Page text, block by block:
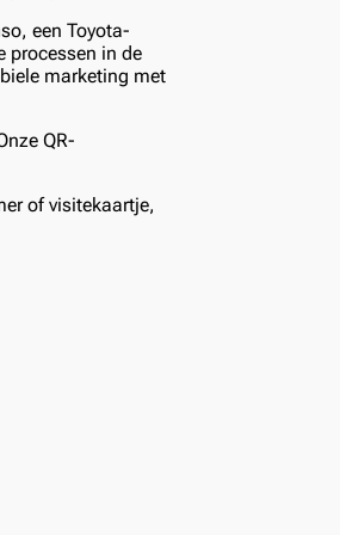
een Toyota-
processen in de
marketing met
QR-
of visitekaartje,